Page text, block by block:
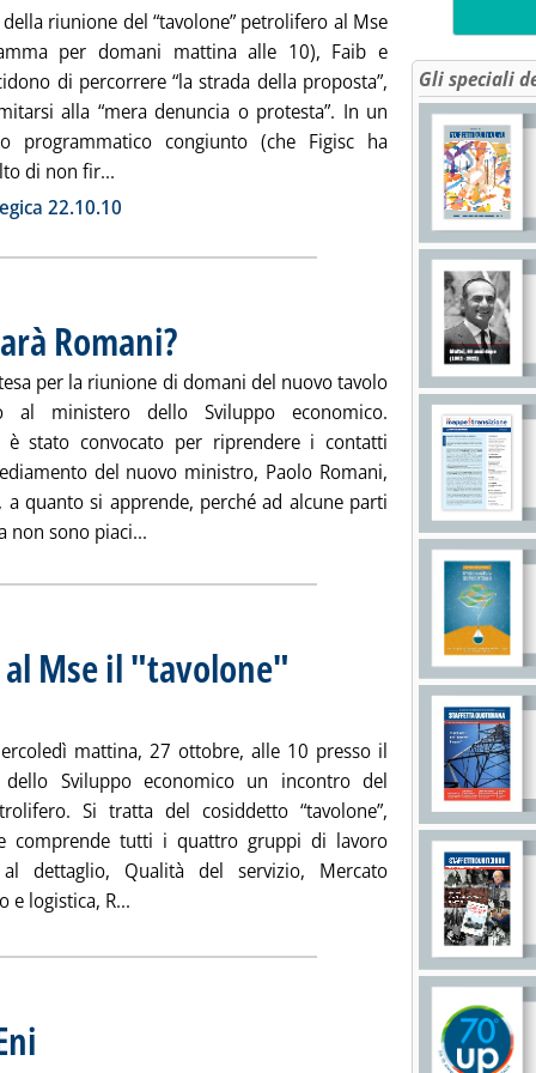
riunione del “tavolone” petrolifero al Mse
per domani mattina alle 10), Faib e
di percorrere “la strada della proposta”,
alla “mera denuncia o protesta”. In un
programmatico congiunto (che Figisc ha
di non fir... Leggi tutta la notizia: 'Rete carburanti, le
22.10.10
Romani?. Pubblicata lunedì 25 ottobre 2010 alle 14.24.
per la riunione di domani del nuovo tavolo
al ministero dello Sviluppo economico.
è stato convocato per riprendere i contatti
del nuovo ministro, Paolo Romani,
a quanto si apprende, perché ad alcune parti
non sono piaci... Leggi tutta la notizia: 'Tavolo petrolifero, ci
Mse il "tavolone"
mattina, 27 ottobre, alle 10 presso il
dello Sviluppo economico un incontro del
Si tratta del cosiddetto “tavolone”,
comprende tutti i quattro gruppi di lavoro
dettaglio, Qualità del servizio, Mercato
e logistica, R... Leggi tutta la notizia: 'Carburanti, mercoledì
Gli speciali